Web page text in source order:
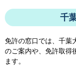
千
免許の窓口では、 千葉
のご案内や、免許取得
ます。